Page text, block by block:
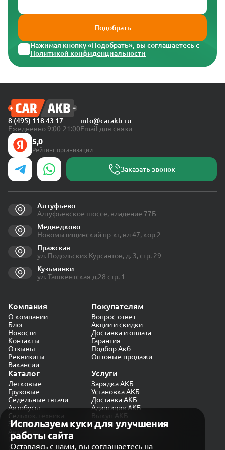
Подобрать
Нажимая кнопку «Подобрать», вы соглашаетесь с
Политикой конфиденциальности
Используем куки для улучшения
работы сайта
Оставаясь с нами, вы соглашаетесь на
8 (495) 118 43 17
Ежедневно 9:00-21:00
info@carakb.ru
Email для связи
5,0
Рейтинг организации
Заказать звонок
Алтуфьево
Алтуфьевское шоссе, владение 77Б
Медведково
Новомытищинский пр-кт, вл 47, кор 2
Пражская
ул. Подольских Курсантов, д. 3, стр. 29
Кузьминки
ул. Ташкентская д.28 стр. 1
Компания
О компании
Блог
Новости
Контакты
Отзывы
Реквизиты
Вакансии
Покупателям
Вопрос-ответ
Акции и скидки
Доставка и оплата
Гарантия
Подбор Акб
Оптовые продажи
Каталог
Легковые
Грузовые
Седельные тягачи
Автобусы
Сельхоз. техника
Экскаваторы
Автокраны
Услуги
Зарядка АКБ
Установка АКБ
Доставка АКБ
Адаптация АКБ
Выкуп АКБ
Проверка генератора
Политика конфиденциальности
Обработка персональных данных